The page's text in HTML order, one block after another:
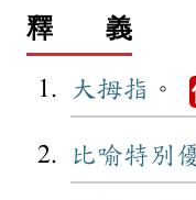
釋 義
大拇指 。
比喻特別